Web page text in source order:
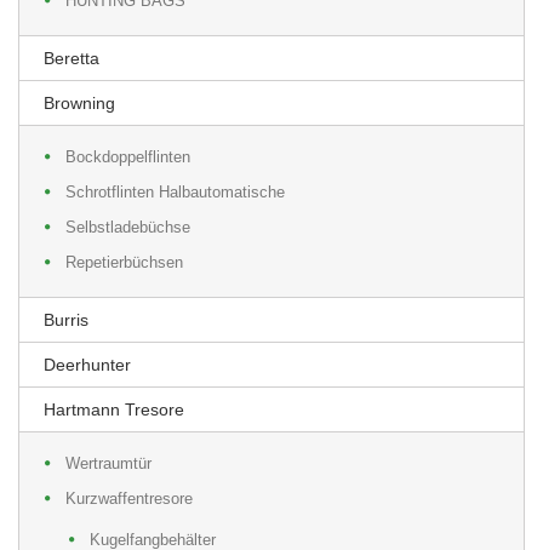
Beretta
Browning
Bockdoppelflinten
Schrotflinten Halbautomatische
Selbstladebüchse
Repetierbüchsen
Burris
Deerhunter
Hartmann Tresore
Wertraumtür
Kurzwaffentresore
Kugelfangbehälter